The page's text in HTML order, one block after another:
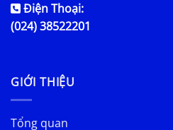
Điện Thoại:
(024) 38522201
GIỚI THIỆU
Tổng quan